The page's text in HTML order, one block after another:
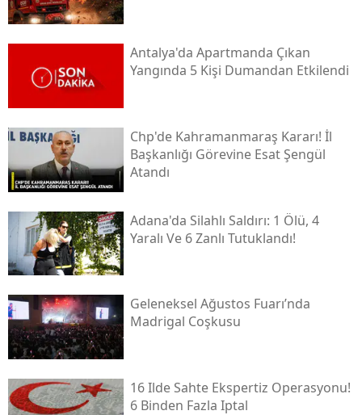
Antalya'da Apartmanda Çıkan
Yangında 5 Kişi Dumandan Etkilendi
Chp'de Kahramanmaraş Kararı! İl
Başkanlığı Görevine Esat Şengül
Atandı
Adana'da Silahlı Saldırı: 1 Ölü, 4
Yaralı Ve 6 Zanlı Tutuklandı!
Geleneksel Ağustos Fuarı’nda
Madrigal Coşkusu
16 Ilde Sahte Ekspertiz Operasyonu!
6 Binden Fazla Iptal